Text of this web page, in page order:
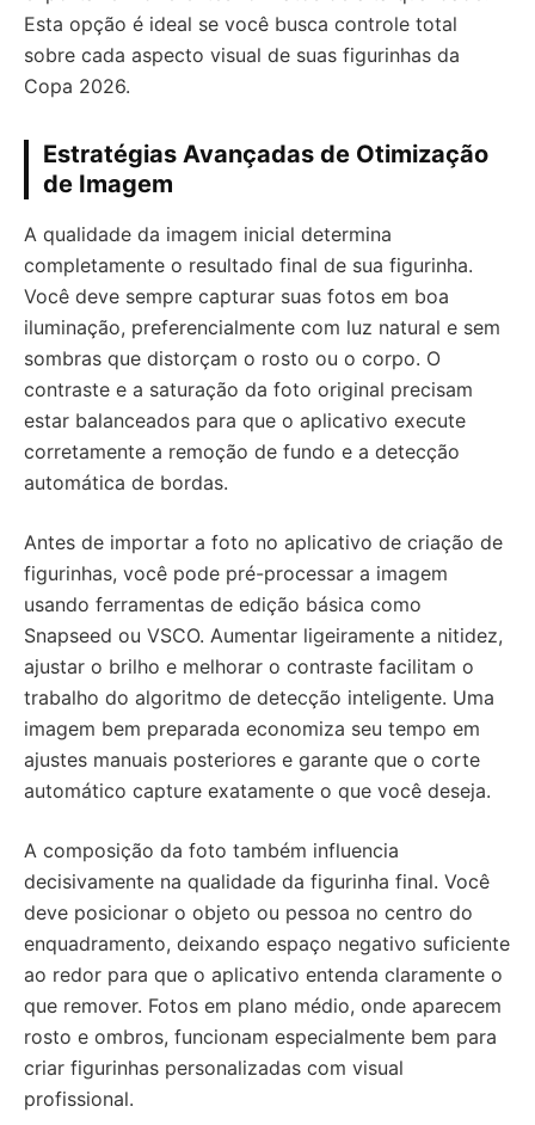
Esta opção é ideal se você busca controle total
sobre cada aspecto visual de suas figurinhas da
Copa 2026.
Estratégias Avançadas de Otimização
de Imagem
A qualidade da imagem inicial determina
completamente o resultado final de sua figurinha.
Você deve sempre capturar suas fotos em boa
iluminação, preferencialmente com luz natural e sem
sombras que distorçam o rosto ou o corpo. O
contraste e a saturação da foto original precisam
estar balanceados para que o aplicativo execute
corretamente a remoção de fundo e a detecção
automática de bordas.
Antes de importar a foto no aplicativo de criação de
figurinhas, você pode pré-processar a imagem
usando ferramentas de edição básica como
Snapseed ou VSCO. Aumentar ligeiramente a nitidez,
ajustar o brilho e melhorar o contraste facilitam o
trabalho do algoritmo de detecção inteligente. Uma
imagem bem preparada economiza seu tempo em
ajustes manuais posteriores e garante que o corte
automático capture exatamente o que você deseja.
A composição da foto também influencia
decisivamente na qualidade da figurinha final. Você
deve posicionar o objeto ou pessoa no centro do
enquadramento, deixando espaço negativo suficiente
ao redor para que o aplicativo entenda claramente o
que remover. Fotos em plano médio, onde aparecem
rosto e ombros, funcionam especialmente bem para
criar figurinhas personalizadas com visual
profissional.